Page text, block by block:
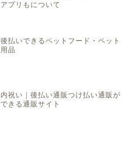
アプリもについて
後払いできるペットフード・ペット
用品
内祝い｜後払い通販つけ払い通販が
できる通販サイト